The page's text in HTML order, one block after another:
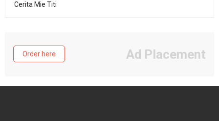
Cerita Mie Titi
Order here Ad Placement